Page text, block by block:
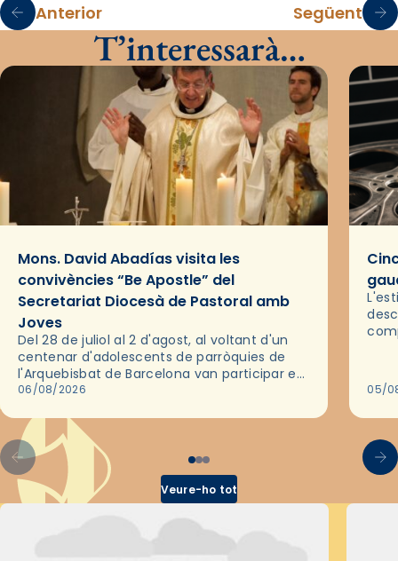
Anterior Següent
T’interessarà…
Mons. David Abadías visita les
convivències “Be Apostle” del
Secretariat Diocesà de Pastoral amb
Joves
Del 28 de juliol al 2 d'agost, al voltant d'un
centenar d'adolescents de parròquies de
l'Arquebisbat de Barcelona van participar en
les convivències Be Apostle, organitzades
06/08/2026 05/
Veure-ho tot